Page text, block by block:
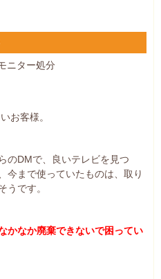
ニター処分
お客様。
のDMで、良いテレビを見つ
今まで使っていたものは、取り
うです。
かなか廃棄できないで困ってい